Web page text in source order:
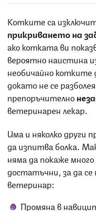
Котките са
прикриването на
ако котката ви
вероятно наистина
необичайно котките
докато не се
препоръчително
ветеринарен лекар.
Има и няколко други
да изпитва болка.
няма да покаже
достатъчни, за да
ветеринар:
Промяна в